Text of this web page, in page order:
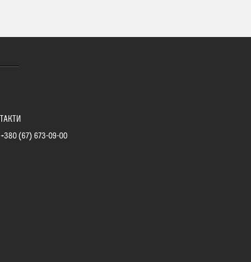
+380 (67) 673-09-00